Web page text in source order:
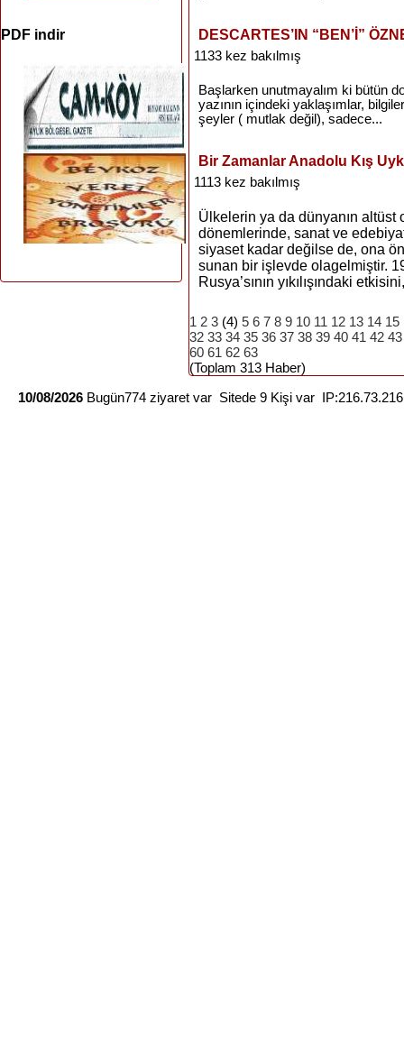
PDF indir
DESCARTES’IN “BEN’İ”
1133 kez bakılmış
Başlarken unutmayalım ki bütün
yazının içindeki yaklaşımlar,
şeyler ( mutlak değil), sadece...
Bir Zamanlar Anadolu Kış
1113 kez bakılmış
Ülkelerin ya da dünyanın altüst
dönemlerinde, sanat ve
siyaset kadar değilse de, ona
sunan bir işlevde olagelmiştir.
Rusya’sının yıkılışındaki
1 2 3 (4) 5 6 7 8 9 10 11 12 13 14 15
32 33 34 35 36 37 38 39 40 41 42 43
60 61 62 63
(Toplam 313 Haber)
10/08/2026 Bugün774 ziyaret var Sitede 9 Kişi var